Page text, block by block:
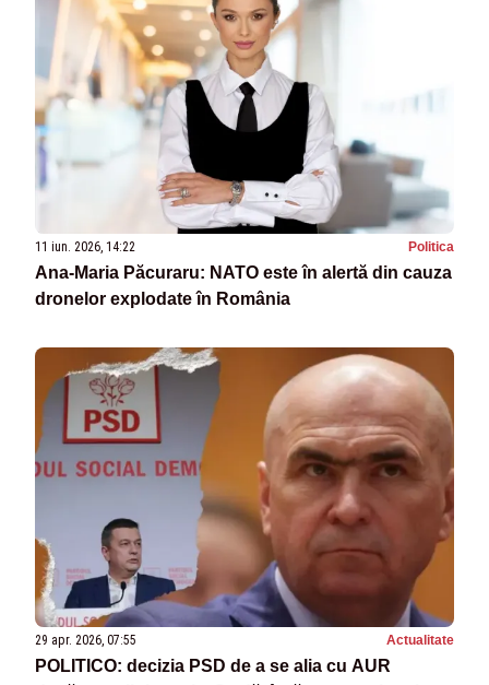
11 iun. 2026, 14:22 Politica
Ana-Maria Păcuraru: NATO este în alertă din cauza
dronelor explodate în România
29 apr. 2026, 07:55 Actualitate
POLITICO: decizia PSD de a se alia cu AUR